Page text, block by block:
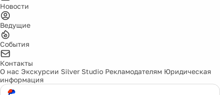
Новости
Ведущие
События
Контакты
О нас Экскурсии Silver Studio Рекламодателям Юридическая
информация